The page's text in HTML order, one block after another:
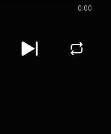
0:00